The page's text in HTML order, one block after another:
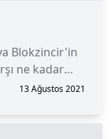
Blokzincir'in
ne kadar
yarayan
13 Ağustos 2021